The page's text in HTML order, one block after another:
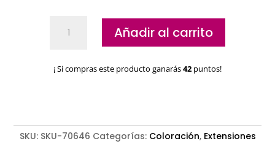
capilares
Sculptor
Añadir al carrito
¡ Si compras este producto ganarás42 puntos!
SKU: SKU-70646 Categorías: Coloración, Extensiones